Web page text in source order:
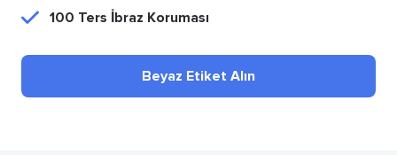
100 Ters İbraz Koruması
Beyaz Etiket Alın